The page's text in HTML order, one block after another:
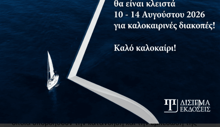
Στο βιβλίο τούτο περιγράφεται μία εισαγωγή στην γλώσσα
προγραμματισμού C++, η οποία περιλαμβάνει τις βασικές
έννοιες και τα θεμελιώδη της γλώσσας, τις νέες τεχνικές
που υλοποιεί και ειδικότερα τα κύρια χαρακτηριστικά της
γλώσσας που την διαφοροποιούν από τις άλλες γλώσσες
προγραμματισμού.
Επειδή η γλώσσα C++ σχεδιάστηκε για επαγγελματικό
προγραμματισμό δεν είναι εύκολη στην εκμάθησή της. Για
τον λόγο αυτόν κατεβλήθη ιδιαίτερη προσπάθεια από τον
συγγραφέα, ώστε το βιβλίο αυτό να είναι απλό και άμεσο,
να περιέχει πολλά προγραμματιστικά παραδείγματα τα
οποία υποβοηθούν την κατανόηση και την εμπέδωση της